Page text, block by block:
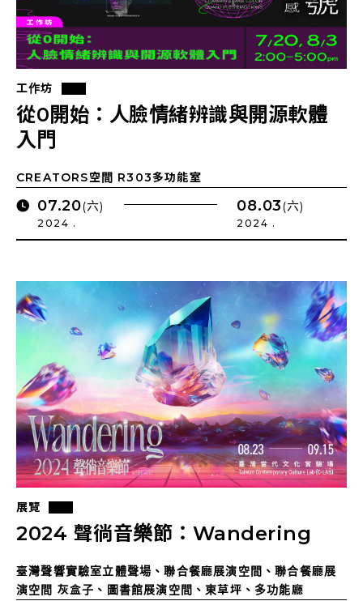
工作坊
從0開始：人臉情緒辨識與開源軟體
入門
CREATORS空間 R303多功能室
07.20(六)
2024 .
08.03(六)
2024 .
展覽
2024 聲徜音樂節：Wandering
臺灣聲響實驗室立體聲場、聯合餐廳展演空間、聯合餐廳展
演空間 灰盒子、圖書館展演空間、東草坪、多功能廳